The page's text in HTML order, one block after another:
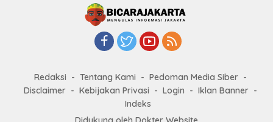
Redaksi Tentang Kami
Pedoman Media Siber
Disclaimer
Kebijakan Privasi Login
Iklan Banner
Indeks